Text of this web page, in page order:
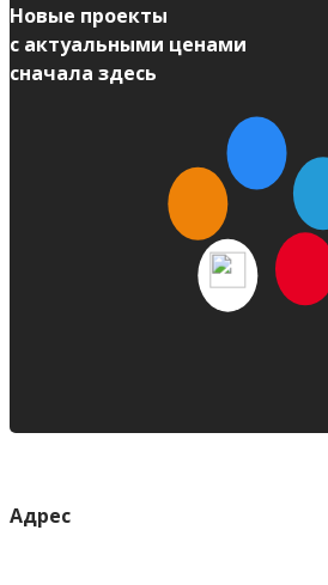
Новые проекты
с актуальными ценами
сначала здесь
Адрес